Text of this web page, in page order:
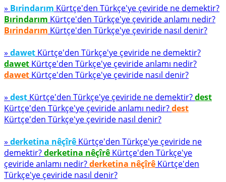
» Bırindarım Kürtçe'den Türkçe'ye çeviride ne demektir?
Bırindarım Kürtçe'den Türkçe'ye çeviride anlamı nedir?
Bırindarım Kürtçe'den Türkçe'ye çeviride nasıl denir?
» dawet Kürtçe'den Türkçe'ye çeviride ne demektir?
dawet Kürtçe'den Türkçe'ye çeviride anlamı nedir?
dawet Kürtçe'den Türkçe'ye çeviride nasıl denir?
» dest Kürtçe'den Türkçe'ye çeviride ne demektir?dest
Kürtçe'den Türkçe'ye çeviride anlamı nedir?dest
Kürtçe'den Türkçe'ye çeviride nasıl denir?
» derketina nêçîrê Kürtçe'den Türkçe'ye çeviride ne
demektir?derketina nêçîrê Kürtçe'den Türkçe'ye
çeviride anlamı nedir?derketina nêçîrê Kürtçe'den
Türkçe'ye çeviride nasıl denir?